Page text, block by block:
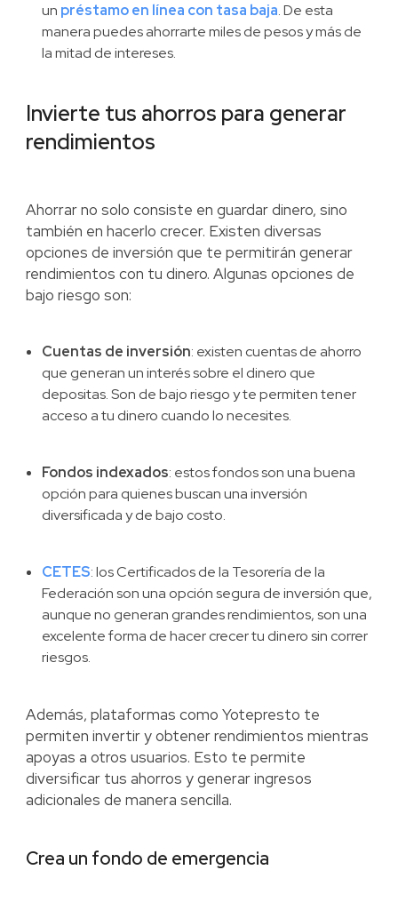
un préstamo en línea con tasa baja. De esta
manera puedes ahorrarte miles de pesos y más de
la mitad de intereses.
Invierte tus ahorros para generar
rendimientos
Ahorrar no solo consiste en guardar dinero, sino
también en hacerlo crecer. Existen diversas
opciones de inversión que te permitirán generar
rendimientos con tu dinero. Algunas opciones de
bajo riesgo son:
Cuentas de inversión: existen cuentas de ahorro
que generan un interés sobre el dinero que
depositas. Son de bajo riesgo y te permiten tener
acceso a tu dinero cuando lo necesites.
Fondos indexados: estos fondos son una buena
opción para quienes buscan una inversión
diversificada y de bajo costo.
CETES: los Certificados de la Tesorería de la
Federación son una opción segura de inversión que,
aunque no generan grandes rendimientos, son una
excelente forma de hacer crecer tu dinero sin correr
riesgos.
Además, plataformas como Yotepresto te
permiten invertir y obtener rendimientos mientras
apoyas a otros usuarios. Esto te permite
diversificar tus ahorros y generar ingresos
adicionales de manera sencilla.
Crea un fondo de emergencia